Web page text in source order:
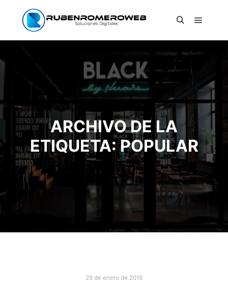
ARCHIVO DE LA
ETIQUETA:POPULAR
29 de enero de 2019